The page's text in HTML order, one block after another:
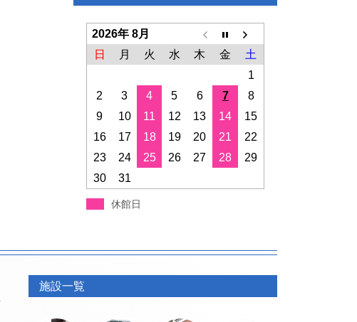
2026年 8月
日
月 火 水 木 金
土
1
2
3 4 5 6 7
8
9
10 11 12 13 14
15
16
17 18 19 20 21
22
23
24 25 26 27 28
29
30
31
休館日
施設一覧